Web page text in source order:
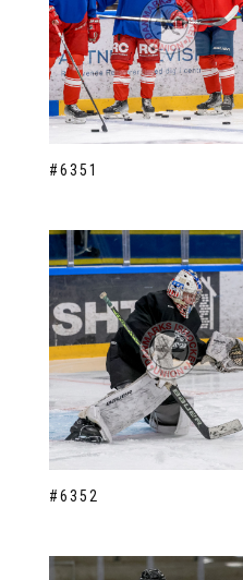
#6351
#6352